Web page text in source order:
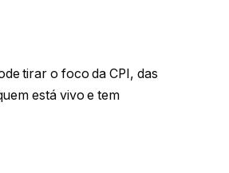
tirar o foco da CPI, das
está vivo e tem